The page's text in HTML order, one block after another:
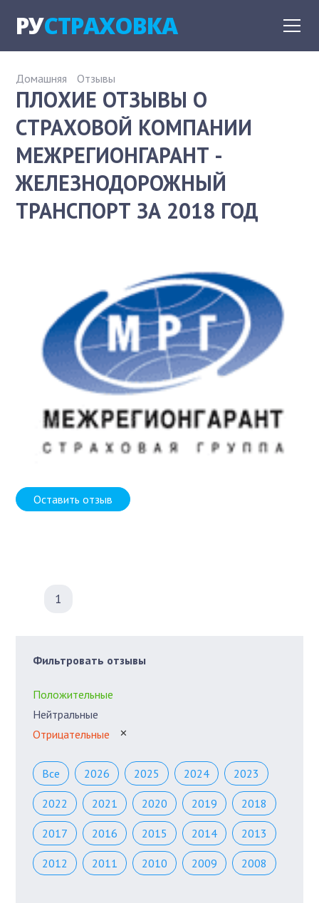
РУСТРАХОВКА
Домашняя Отзывы
ПЛОХИЕ ОТЗЫВЫ О
СТРАХОВОЙ КОМПАНИИ
МЕЖРЕГИОНГАРАНТ -
ЖЕЛЕЗНОДОРОЖНЫЙ
ТРАНСПОРТ ЗА 2018 ГОД
Оставить отзыв
1
Фильтровать отзывы
Положительные
Нейтральные
Отрицательные
✕
Все 2026 2025 2024 2023
2022 2021 2020 2019 2018
2017 2016 2015 2014 2013
2012 2011 2010 2009 2008